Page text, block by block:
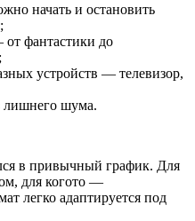
начать и остановить
фантастики до
устройств — телевизор,
лишнего шума.
в привычный график. Для
для когото —
легко адаптируется под